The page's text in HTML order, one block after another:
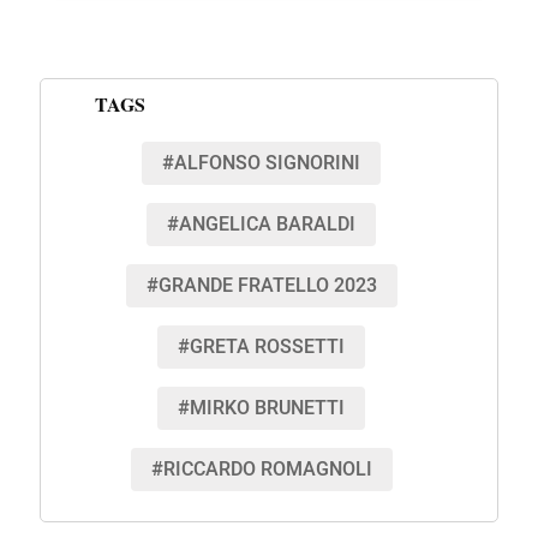
TAGS
#ALFONSO SIGNORINI
#ANGELICA BARALDI
#GRANDE FRATELLO 2023
#GRETA ROSSETTI
#MIRKO BRUNETTI
#RICCARDO ROMAGNOLI